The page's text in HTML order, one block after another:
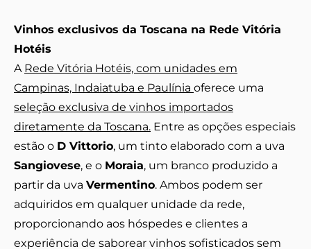
Vinhos exclusivos da Toscana na Rede Vitória
Hotéis
A Rede Vitória Hotéis, com unidades em
Campinas, Indaiatuba e Paulínia oferece uma
seleção exclusiva de vinhos importados
diretamente da Toscana. Entre as opções especiais
estão o D Vittorio, um tinto elaborado com a uva
Sangiovese, e o Moraia, um branco produzido a
partir da uva Vermentino. Ambos podem ser
adquiridos em qualquer unidade da rede,
proporcionando aos hóspedes e clientes a
experiência de saborear vinhos sofisticados sem